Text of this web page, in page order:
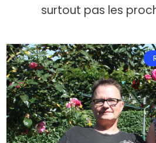
surtout pas les